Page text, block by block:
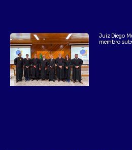
Juiz Diego
membro